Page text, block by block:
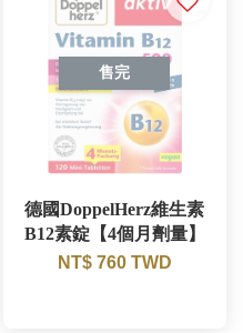
售完
德國DoppelHerz維生素
B12素錠【4個月劑量】
NT$ 760 TWD